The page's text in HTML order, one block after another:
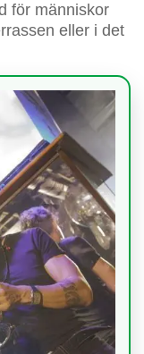
för människor
eller i det